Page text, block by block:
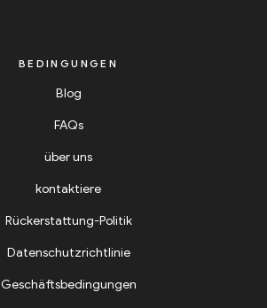
BEDINGUNGEN
Blog
FAQs
über uns
kontaktiere
Rückerstattung-Politik
Datenschutzrichtlinie
Geschäftsbedingungen